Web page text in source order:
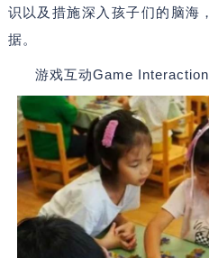
识以及措施深入孩子们的脑海 ，
据。
游戏互动Game Interaction